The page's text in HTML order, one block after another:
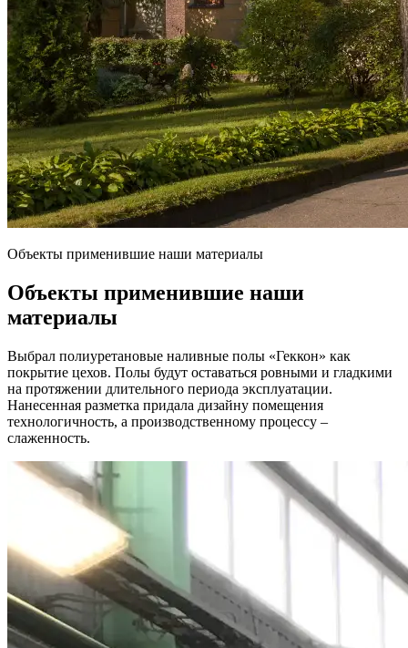
Объекты применившие наши материалы
Объекты применившие наши
материалы
Выбрал полиуретановые наливные полы «Геккон» как
покрытие цехов. Полы будут оставаться ровными и гладкими
на протяжении длительного периода эксплуатации.
Нанесенная разметка придала дизайну помещения
технологичность, а производственному процессу –
слаженность.